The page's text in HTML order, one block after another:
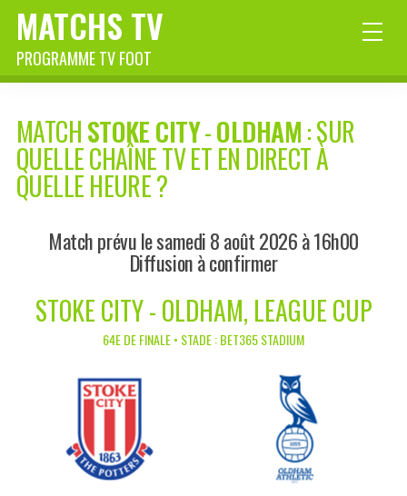
MATCHS TV
PROGRAMME TV FOOT
MATCHSTOKE CITY-OLDHAM: SUR
QUELLE CHAÎNE TV ET EN DIRECT À
QUELLE HEURE ?
Match prévu le samedi 8 août 2026 à 16h00
Diffusion à confirmer
STOKE CITY - OLDHAM, LEAGUE CUP
64E DE FINALE • STADE : BET365 STADIUM